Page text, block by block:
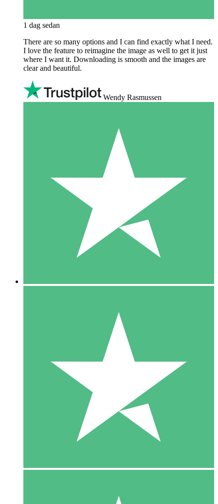
1 dag sedan
There are so many options and I can find exactly what I need.
I love the feature to reimagine the image as well to get it just
where I want it. Downloading is smooth and the images are
clear and beautiful.
Wendy Rasmussen